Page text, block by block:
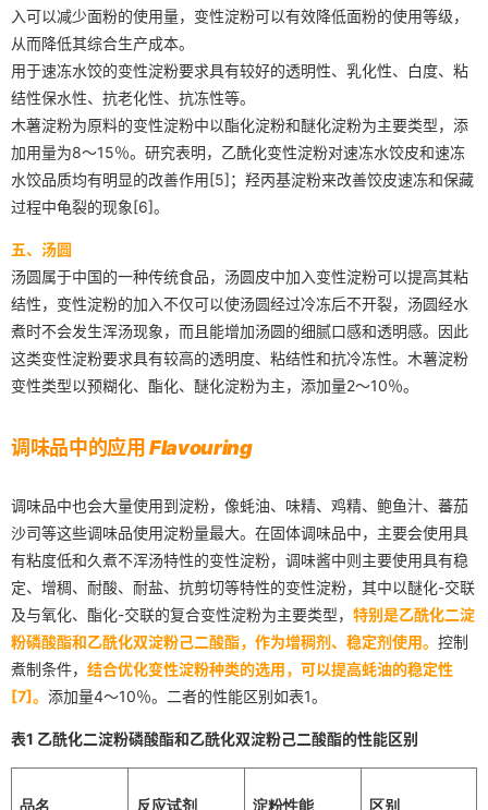
入可以减少面粉的使用量，变性淀粉可以有效降低面粉的使用等级，
从而降低其综合生产成本。
用于速冻水饺的变性淀粉要求具有较好的透明性、乳化性、白度、粘
结性保水性、抗老化性、抗冻性等。
木薯淀粉为原料的变性淀粉中以酯化淀粉和醚化淀粉为主要类型，添
加用量为8～15％。研究表明，乙酰化变性淀粉对速冻水饺皮和速冻
水饺品质均有明显的改善作用[5]；羟丙基淀粉来改善饺皮速冻和保藏
过程中龟裂的现象[6]。
五、汤圆
汤圆属于中国的一种传统食品，汤圆皮中加入变性淀粉可以提高其粘
结性，变性淀粉的加入不仅可以使汤圆经过冷冻后不开裂，汤圆经水
煮时不会发生浑汤现象，而且能增加汤圆的细腻口感和透明感。因此
这类变性淀粉要求具有较高的透明度、粘结性和抗冷冻性。木薯淀粉
变性类型以预糊化、酯化、醚化淀粉为主，添加量2～10％。
调味品中的应用Flavouring
调味品中也会大量使用到淀粉，像蚝油、味精、鸡精、鲍鱼汁、蕃茄
沙司等这些调味品使用淀粉量最大。在固体调味品中，主要会使用具
有粘度低和久煮不浑汤特性的变性淀粉，调味酱中则主要使用具有稳
定、增稠、耐酸、耐盐、抗剪切等特性的变性淀粉，其中以醚化-交联
及与氧化、酯化-交联的复合变性淀粉为主要类型， 特别是乙酰化二淀
粉磷酸酯和乙酰化双淀粉己二酸酯，作为增稠剂、稳定剂使用。 控制
煮制条件， 结合优化变性淀粉种类的选用，可以提高蚝油的稳定性
[7]。 添加量4～10％。二者的性能区别如表1。
表1 乙酰化二淀粉磷酸酯和乙酰化双淀粉己二酸酯的性能区别
品名 反应试剂 淀粉性能 区别